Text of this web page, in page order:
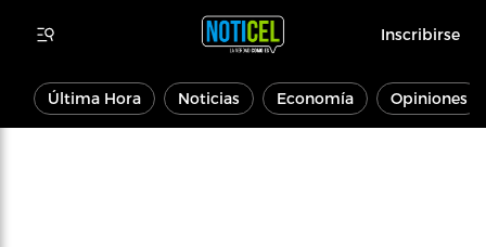
Inscribirse
Última Hora Noticias Economía Opiniones